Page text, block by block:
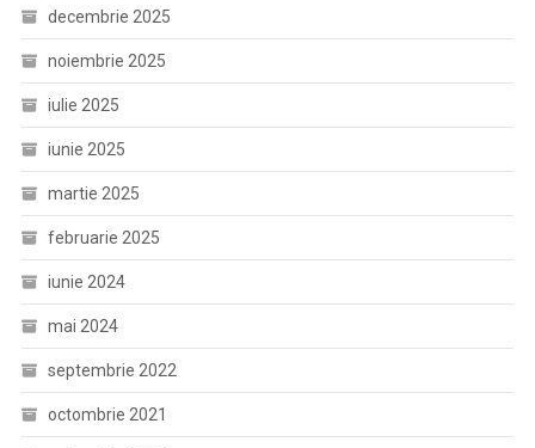
decembrie 2025
noiembrie 2025
iulie 2025
iunie 2025
martie 2025
februarie 2025
iunie 2024
mai 2024
septembrie 2022
octombrie 2021